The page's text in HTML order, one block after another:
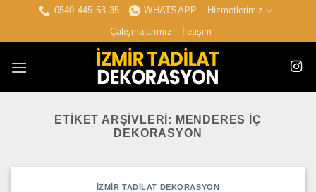
0540 445 53 35 WHATSAPP
Hizmetlerimiz
Çalışmalarımız
İletişim
ETIKET ARŞIVLERI: MENDERES IÇ
DEKORASYON
İZMIR TADILAT DEKORASYON